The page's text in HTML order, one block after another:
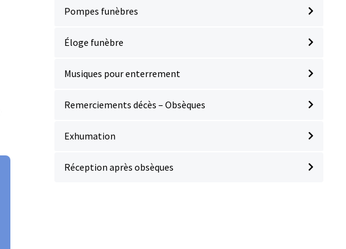
Pompes funèbres
Éloge funèbre
Musiques pour enterrement
Remerciements décès – Obsèques
Exhumation
Réception après obsèques